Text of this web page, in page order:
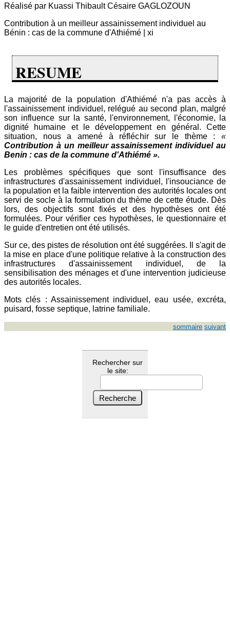
Réalisé par Kuassi Thibault Césaire GAGLOZOUN
Contribution à un meilleur assainissement individuel au
Bénin : cas de la commune d'Athiémé | xi
RESUME
La majorité de la population d'Athiémé n'a pas accès à
l'assainissement individuel, relégué au second plan, malgré
son influence sur la santé, l'environnement, l'économie, la
dignité humaine et le développement en général. Cette
situation, nous a amené à réfléchir sur le thème : «
Contribution à un meilleur assainissement individuel au
Benin : cas de la commune d'Athiémé ».
Les problèmes spécifiques que sont l'insuffisance des
infrastructures d'assainissement individuel, l'insouciance de
la population et la faible intervention des autorités locales ont
servi de socle à la formulation du thème de cette étude. Dès
lors, des objectifs sont fixés et des hypothèses ont été
formulées. Pour vérifier ces hypothèses, le questionnaire et
le guide d'entretien ont été utilisés.
Sur ce, des pistes de résolution ont été suggérées. Il s'agit de
la mise en place d'une politique relative à la construction des
infrastructures d'assainissement individuel, de la
sensibilisation des ménages et d'une intervention judicieuse
des autorités locales.
Mots clés : Assainissement individuel, eau usée, excréta,
puisard, fosse septique, latrine familiale.
sommaire suivant
Rechercher sur
le site: